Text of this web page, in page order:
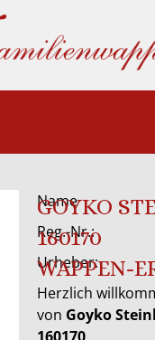
Name
GOYKO
Reg.-Nr.:
160170
Urheber:
WAPPEN-
Herzlich
von Goyko